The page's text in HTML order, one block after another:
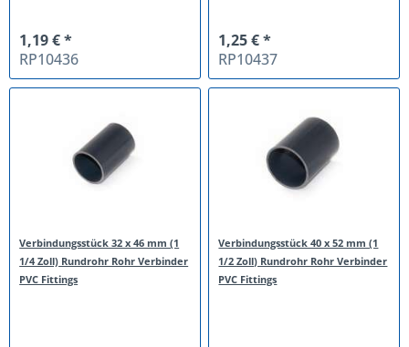
1,19 € *
RP10436
1,25 € *
RP10437
Verbindungsstück 32 x 46 mm (1
1/4 Zoll) Rundrohr Rohr Verbinder
PVC Fittings
Verbindungsstück 40 x 52 mm (1
1/2 Zoll) Rundrohr Rohr Verbinder
PVC Fittings